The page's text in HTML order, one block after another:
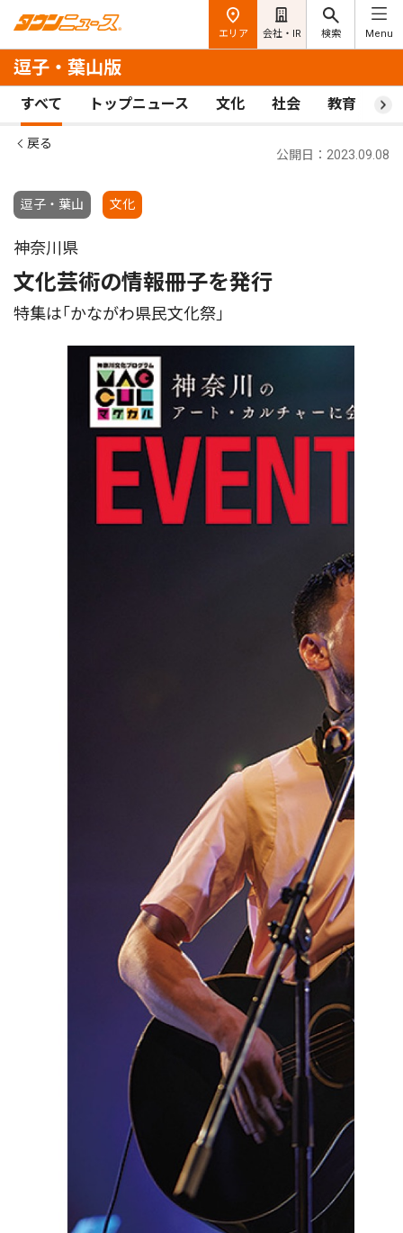
エリア 会社・IR 検索 Menu
逗子・葉山版
すべて トップニュース 文化 社会 教育 ス
戻る
逗子・葉山 文化
公開日：2023.09.08
神奈川県
文化芸術の情報冊子を発行
特集は｢かながわ県民文化祭｣